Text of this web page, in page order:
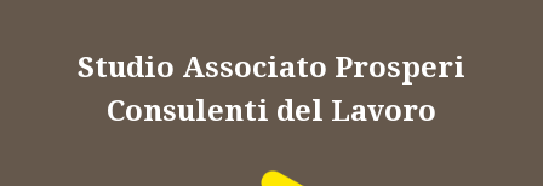
Studio Associato Prosperi
Consulenti del Lavoro